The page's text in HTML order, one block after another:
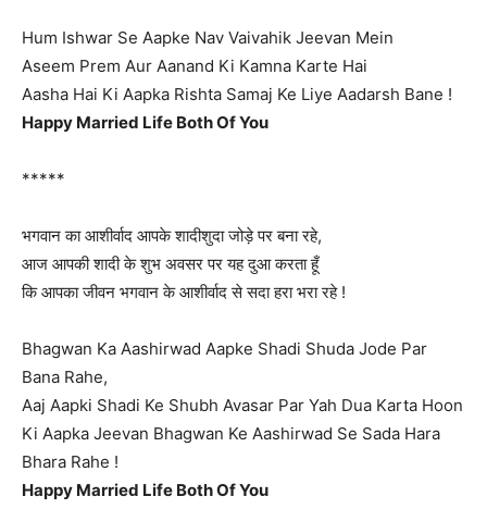
Hum Ishwar Se Aapke Nav Vaivahik Jeevan Mein
Aseem Prem Aur Aanand Ki Kamna Karte Hai
Aasha Hai Ki Aapka Rishta Samaj Ke Liye Aadarsh Bane !
Happy Married Life Both Of You
*****
भगवान का आशीर्वाद आपके शादीशुदा जोड़े पर बना रहे,
आज आपकी शादी के शुभ अवसर पर यह दुआ करता हूँ
कि आपका जीवन भगवान के आशीर्वाद से सदा हरा भरा रहे !
Bhagwan Ka Aashirwad Aapke Shadi Shuda Jode Par
Bana Rahe,
Aaj Aapki Shadi Ke Shubh Avasar Par Yah Dua Karta Hoon
Ki Aapka Jeevan Bhagwan Ke Aashirwad Se Sada Hara
Bhara Rahe !
Happy Married Life Both Of You